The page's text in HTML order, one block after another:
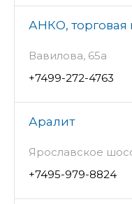
АНКО, торговая
Вавилова, 65а
+7499-272-4763
Аралит
Ярославское
+7495-979-8824